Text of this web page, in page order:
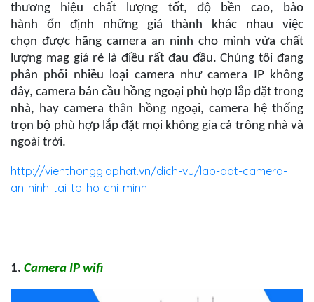
thương hiệu chất lượng tốt, độ bền cao, bảo
hành ổn định những giá thành khác nhau việc
chọn được hãng camera an ninh cho mình vừa chất
lượng mag giá rẻ là điều rất đau đầu. Chúng tôi đang
phân phối nhiều loại camera như camera IP không
dây, camera bán cầu hồng ngoại phù hợp lắp đặt trong
nhà, hay camera thân hồng ngoại, camera hệ thống
trọn bộ phù hợp lắp đặt mọi không gia cả trông nhà và
ngoài trời.
http://vienthonggiaphat.vn/dich-vu/lap-dat-camera-
an-ninh-tai-tp-ho-chi-minh
1. Camera IP wifi